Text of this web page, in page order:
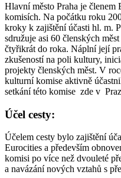
Hlavní město Praha je
komisích. Na počátku roku
kroky k zajištění účasti hl. m.
sdružuje asi 60 členských
čtyřikrát do roka. Náplní její
zkušeností na poli kultury,
projekty členských měst. V
kulturní komise aktivně
setkání této komise zde v
Účel cesty:
Účelem cesty bylo zajištění
Eurocities a především
komisi po více než dvouleté
a navázání nových vztahů s